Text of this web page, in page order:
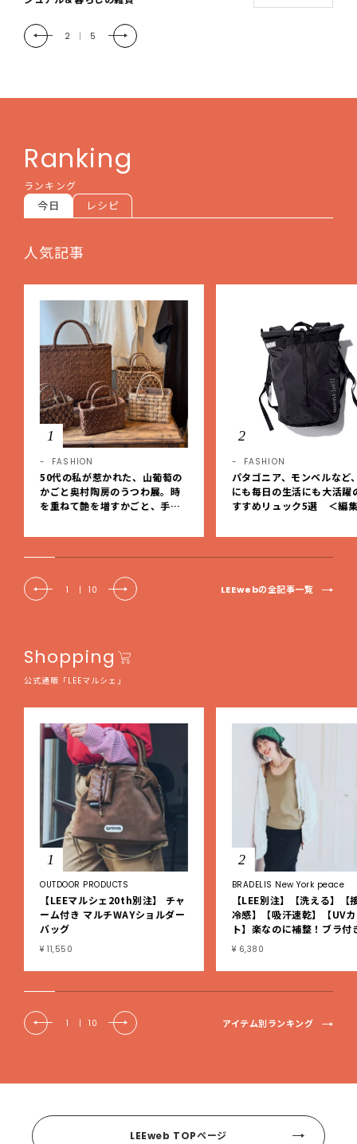
2 | 5
Ranking
ランキング
今日 レシピ
人気記事
1
FASHION
50代の私が惹かれた、山葡萄の
かごと奥村陶房のうつわ展。時
を重ねて艶を増すかごと、手仕
EE DAYS club tanpopo】
2
FASHION
パタゴニア、モンベルなど
にも毎日の生活にも大活躍
すすめリュック5選 ＜編
1 | 10 LEEwebの全記事一覧
Shopping
公式通販「LEEマルシェ」
1
OUTDOOR PRODUCTS
【LEEマルシェ20th別注】 チャ
ーム付き マルチWAYショルダー
バッグ
¥ 11,550
2
BRADELIS New York peace
【LEE別注】【洗える】【
冷感】【吸汗速乾】【UV
ト】楽なのに補整！ブラ付
ブタンクトップ
¥ 6,380
1 | 10 アイテム別ランキング
LEEweb TOPページ